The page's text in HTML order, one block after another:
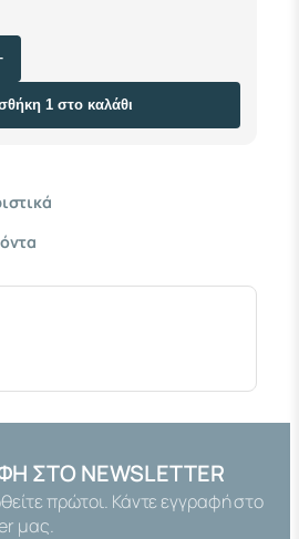
1 στο καλάθι
ΣΤΟ NEWSLETTER
πρώτοι. Κάντε εγγραφή στο
μας.